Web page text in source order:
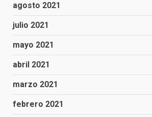
agosto 2021
julio 2021
mayo 2021
abril 2021
marzo 2021
febrero 2021